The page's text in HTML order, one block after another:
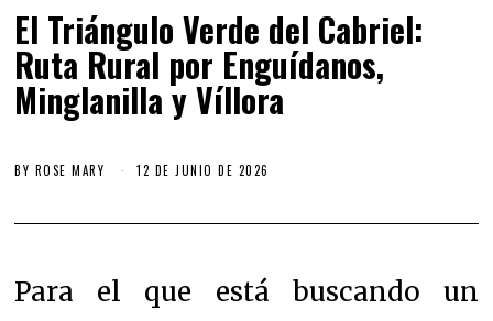
El Triángulo Verde del Cabriel:
Ruta Rural por Enguídanos,
Minglanilla y Víllora
BY ROSE MARY 12 DE JUNIO DE 2026
Para el que está buscando un